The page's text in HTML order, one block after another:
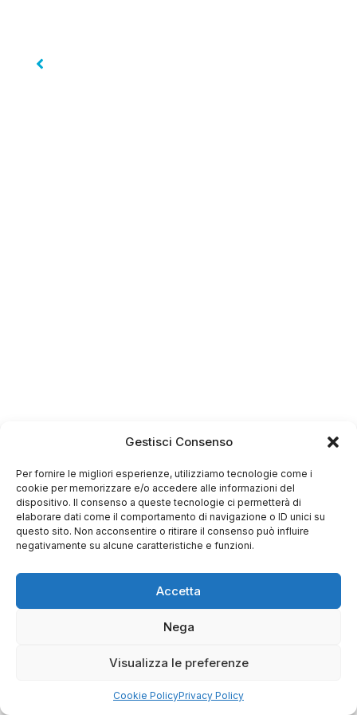
Gestisci Consenso
Per fornire le migliori esperienze, utilizziamo tecnologie come i
cookie per memorizzare e/o accedere alle informazioni del
dispositivo. Il consenso a queste tecnologie ci permetterà di
elaborare dati come il comportamento di navigazione o ID unici su
questo sito. Non acconsentire o ritirare il consenso può influire
negativamente su alcune caratteristiche e funzioni.
Accetta
Nega
Visualizza le preferenze
Cookie PolicyPrivacy Policy